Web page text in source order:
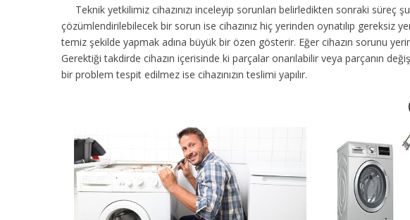
Teknik yetkilimiz cihazınızı inceleyip sorunları belirledikten sonraki süreç
çözümlendirilebilecek bir sorun ise cihazınız hiç yerinden oynatılıp gereksiz
temiz şekilde yapmak adına büyük bir özen gösterir. Eğer cihazın sorunu
Gerektiği takdirde cihazın içerisinde ki parçalar onarılabilir veya parçanın
bir problem tespit edilmez ise cihazınızın teslimi yapılır.